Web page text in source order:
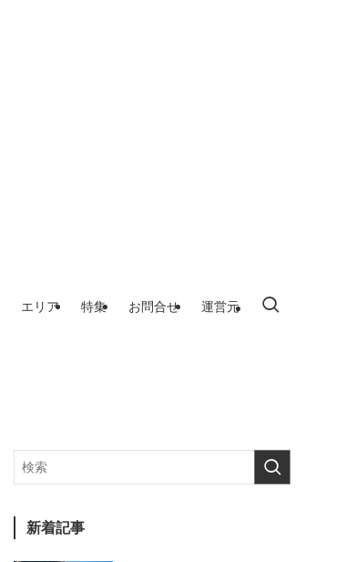
エリア 特集 お問合せ 運営元
新着記事